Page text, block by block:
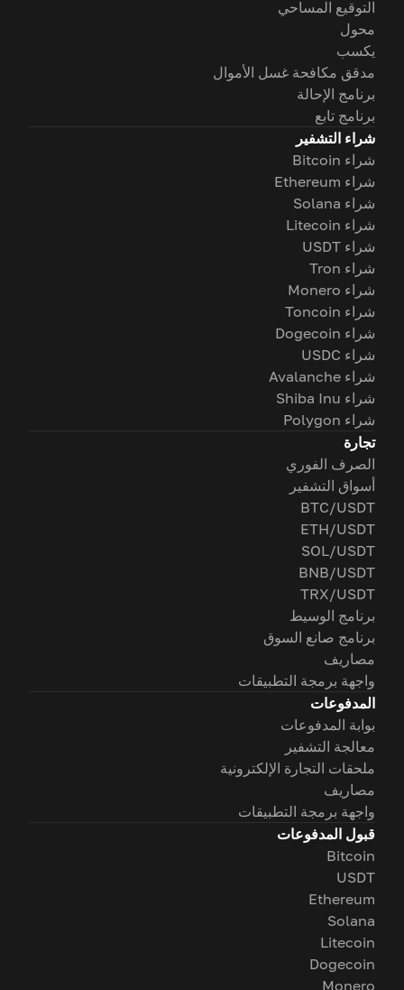
التوقيع المساحي
محول
يكسب
مدقق مكافحة غسل الأموال
برنامج الإحالة
برنامج تابع
شراء التشفير
شراء Bitcoin
شراء Ethereum
شراء Solana
شراء Litecoin
شراء USDT
شراء Tron
شراء Monero
شراء Toncoin
شراء Dogecoin
شراء USDC
شراء Avalanche
شراء Shiba Inu
شراء Polygon
تجارة
الصرف الفوري
أسواق التشفير
BTC/USDT
ETH/USDT
SOL/USDT
BNB/USDT
TRX/USDT
برنامج الوسيط
برنامج صانع السوق
مصاريف
واجهة برمجة التطبيقات
المدفوعات
بوابة المدفوعات
معالجة التشفير
ملحقات التجارة الإلكترونية
مصاريف
واجهة برمجة التطبيقات
قبول المدفوعات
Bitcoin
USDT
Ethereum
Solana
Litecoin
Dogecoin
Monero